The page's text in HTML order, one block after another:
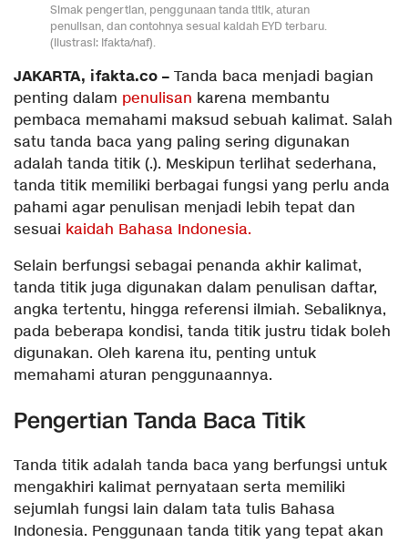
Simak pengertian, penggunaan tanda titik, aturan
penulisan, dan contohnya sesuai kaidah EYD terbaru.
(Ilustrasi: Ifakta/naf).
JAKARTA, ifakta.co – Tanda baca menjadi bagian
penting dalam penulisan karena membantu
pembaca memahami maksud sebuah kalimat. Salah
satu tanda baca yang paling sering digunakan
adalah tanda titik (.). Meskipun terlihat sederhana,
tanda titik memiliki berbagai fungsi yang perlu anda
pahami agar penulisan menjadi lebih tepat dan
sesuai kaidah Bahasa Indonesia.
Selain berfungsi sebagai penanda akhir kalimat,
tanda titik juga digunakan dalam penulisan daftar,
angka tertentu, hingga referensi ilmiah. Sebaliknya,
pada beberapa kondisi, tanda titik justru tidak boleh
digunakan. Oleh karena itu, penting untuk
memahami aturan penggunaannya.
Pengertian Tanda Baca Titik
Tanda titik adalah tanda baca yang berfungsi untuk
mengakhiri kalimat pernyataan serta memiliki
sejumlah fungsi lain dalam tata tulis Bahasa
Indonesia. Penggunaan tanda titik yang tepat akan